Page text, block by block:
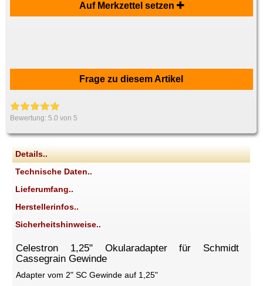
Auf Merkzettel setzen
Frage zu diesem Artikel
Bewertung:5.0 von 5
Details..
Technische Daten..
Lieferumfang..
Herstellerinfos..
Sicherheitshinweise..
Celestron 1,25" Okularadapter für Schmidt
Cassegrain Gewinde
Adapter vom 2" SC Gewinde auf 1,25"